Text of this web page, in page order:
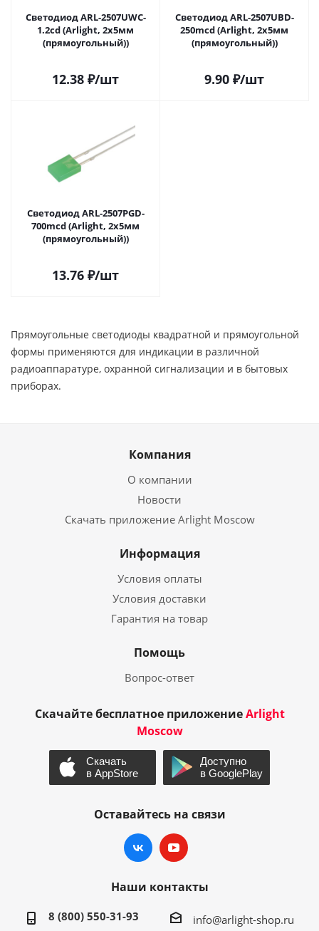
Светодиод ARL-2507UWC-
1.2cd (Arlight, 2x5мм
(прямоугольный))
12.38 ₽/шт
Светодиод ARL-2507UBD-
250mcd (Arlight, 2x5мм
(прямоугольный))
9.90 ₽/шт
Светодиод ARL-2507PGD-
700mcd (Arlight, 2x5мм
(прямоугольный))
13.76 ₽/шт
Прямоугольные светодиоды квадратной и прямоугольной
формы применяются для индикации в различной
радиоаппаратуре, охранной сигнализации и в бытовых
приборах.
Компания
О компании
Новости
Скачать приложение Arlight Moscow
Информация
Условия оплаты
Условия доставки
Гарантия на товар
Помощь
Вопрос-ответ
Скачайте бесплатное приложениеArlight
Moscow
Оставайтесь на связи
Наши контакты
8 (800) 550-31-93 info@arlight-shop.ru